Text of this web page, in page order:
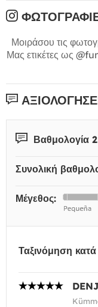
Μοιράσου τις
Μας ετικέτες ως
Βαθμολογία
Συνολική
Μέγεθος:
Ταξινόμηση κατά